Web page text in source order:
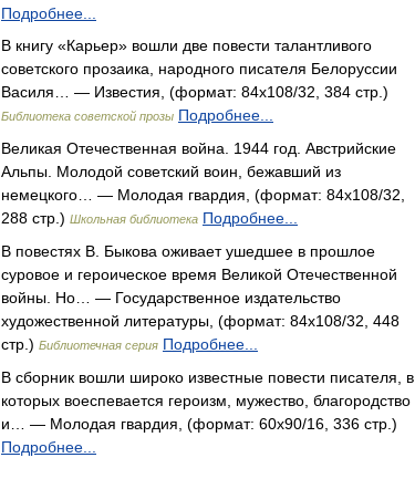
Подробнее...
В книгу «Карьер» вошли две повести талантливого
советского прозаика, народного писателя Белоруссии
Василя… — Известия, (формат: 84x108/32, 384 стр.)
Библиотека советской прозы Подробнее...
Великая Отечественная война. 1944 год. Австрийские
Альпы. Молодой советский воин, бежавший из
немецкого… — Молодая гвардия, (формат: 84x108/32,
288 стр.) Школьная библиотека Подробнее...
В повестях В. Быкова оживает ушедшее в прошлое
суровое и героическое время Великой Отечественной
войны. Но… — Государственное издательство
художественной литературы, (формат: 84x108/32, 448
стр.) Библиотечная серия Подробнее...
В сборник вошли широко известные повести писателя, в
которых воеспевается героизм, мужество, благородство
и… — Молодая гвардия, (формат: 60x90/16, 336 стр.)
Подробнее...